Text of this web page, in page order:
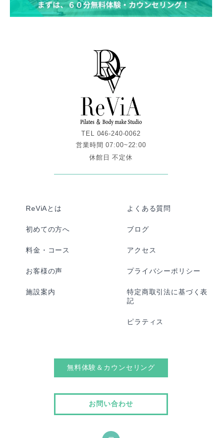
TEL 046-240-0062
営業時間 07:00~22:00
休館日 不定休
ReViAとは
初めての方へ
料金・コース
お客様の声
施設案内
よくある質問
ブログ
アクセス
プライバシーポリシー
特定商取引法に基づく表
記
ピラティス
無料体験＆カウンセリング
お問い合わせ